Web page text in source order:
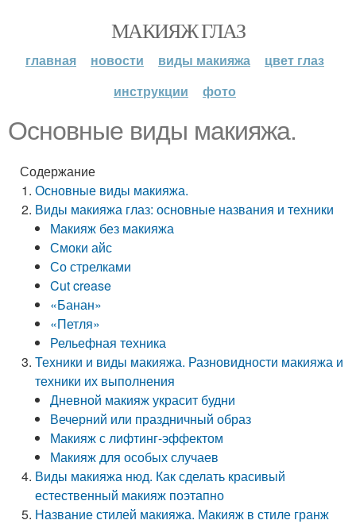
МАКИЯЖ ГЛАЗ
главная новости виды макияжа
цвет глаз
инструкции
фото
Основные виды макияжа.
Содержание
Основные виды макияжа.
Виды макияжа глаз: основные названия и техники
Макияж без макияжа
Смоки айс
Со стрелками
Cut crease
«Банан»
«Петля»
Рельефная техника
Техники и виды макияжа. Разновидности макияжа и
техники их выполнения
Дневной макияж украсит будни
Вечерний или праздничный образ
Макияж с лифтинг-эффектом
Макияж для особых случаев
Виды макияжа нюд. Как сделать красивый
естественный макияж поэтапно
Название стилей макияжа. Макияж в стиле гранж